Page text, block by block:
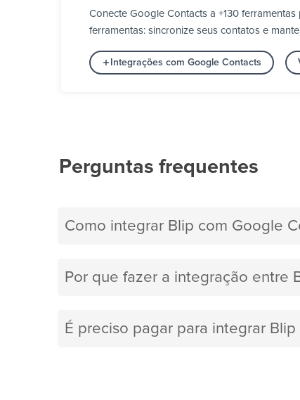
Conecte Google Contacts a +130
ferramentas: sincronize seus contatos e
Integrações com Google Contacts
Perguntas frequentes
Como integrar Blip com Google
Por que fazer a integração entre
É preciso pagar para integrar